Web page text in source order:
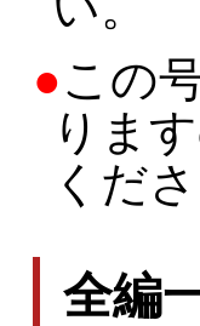
●この
りま
くだ
全編